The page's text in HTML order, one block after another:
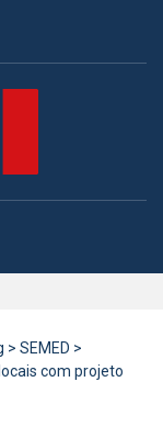
> SEMED >
com projeto